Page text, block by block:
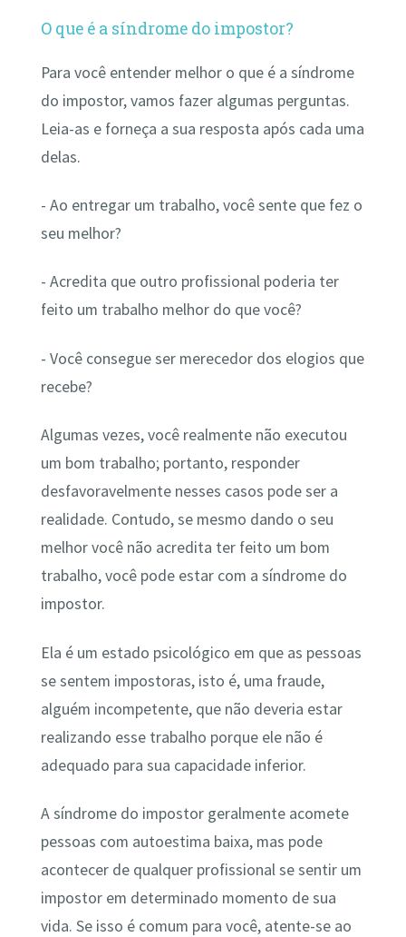
O que é a síndrome do impostor?
Para você entender melhor o que é a síndrome
do impostor, vamos fazer algumas perguntas.
Leia-as e forneça a sua resposta após cada uma
delas.
- Ao entregar um trabalho, você sente que fez o
seu melhor?
- Acredita que outro profissional poderia ter
feito um trabalho melhor do que você?
- Você consegue ser merecedor dos elogios que
recebe?
Algumas vezes, você realmente não executou
um bom trabalho; portanto, responder
desfavoravelmente nesses casos pode ser a
realidade. Contudo, se mesmo dando o seu
melhor você não acredita ter feito um bom
trabalho, você pode estar com a síndrome do
impostor.
Ela é um estado psicológico em que as pessoas
se sentem impostoras, isto é, uma fraude,
alguém incompetente, que não deveria estar
realizando esse trabalho porque ele não é
adequado para sua capacidade inferior.
A síndrome do impostor geralmente acomete
pessoas com autoestima baixa, mas pode
acontecer de qualquer profissional se sentir um
impostor em determinado momento de sua
vida. Se isso é comum para você, atente-se ao